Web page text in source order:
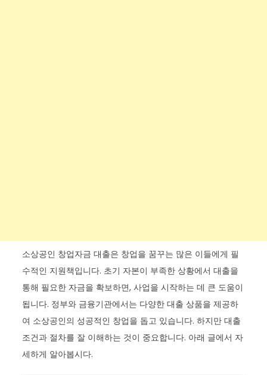
소상공인 창업자금 대출은 창업을 꿈꾸는 많은 이들에게 필
수적인 지원책입니다. 초기 자본이 부족한 상황에서 대출을
통해 필요한 자금을 확보하면, 사업을 시작하는 데 큰 도움이
됩니다. 정부와 금융기관에서는 다양한 대출 상품을 제공하
여 소상공인의 성공적인 창업을 돕고 있습니다. 하지만 대출
조건과 절차를 잘 이해하는 것이 중요합니다. 아래 글에서 자
세하게 알아봅시다.